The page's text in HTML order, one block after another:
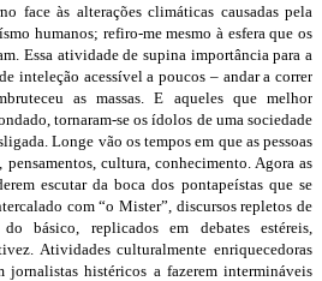
face às alterações climáticas causadas pela
humanos; refiro-me mesmo à esfera que os
Essa atividade de supina importância para a
inteleção acessível a poucos – andar a correr
as massas. E aqueles que melhor
tornaram-se os ídolos de uma sociedade
Longe vão os tempos em que as pessoas
cultura, conhecimento. Agora as
escutar da boca dos pontapeístas que se
com “o Mister”, discursos repletos de
básico, replicados em debates estéreis,
Atividades culturalmente enriquecedoras
jornalistas histéricos a fazerem intermináveis